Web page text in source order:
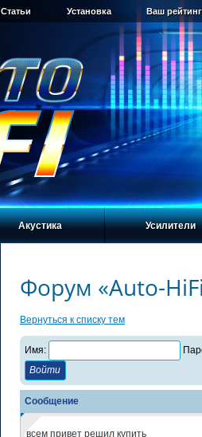
Статьи Установка Ваш
Акустика Усилители
Форум «Auto-
Вернуться к списку тем
Имя:
Сообщение
всем привет решил купить